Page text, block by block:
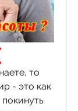
то
- это как